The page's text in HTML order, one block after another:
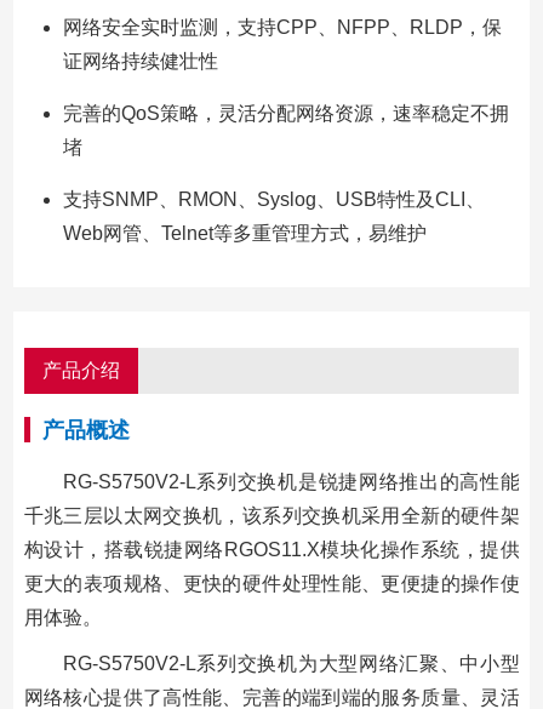
网络安全实时监测，支持CPP、NFPP、RLDP，保
证网络持续健壮性
完善的QoS策略，灵活分配网络资源，速率稳定不拥
堵
支持SNMP、RMON、Syslog、USB特性及CLI、
Web网管、Telnet等多重管理方式，易维护
产品介绍
产品概述
RG-S5750V2-L系列交换机是锐捷网络推出的高性能
千兆三层以太网交换机，该系列交换机采用全新的硬件架
构设计，搭载锐捷网络RGOS11.X模块化操作系统，提供
更大的表项规格、更快的硬件处理性能、更便捷的操作使
用体验。
RG-S5750V2-L系列交换机为大型网络汇聚、中小型
网络核心提供了高性能、完善的端到端的服务质量、灵活